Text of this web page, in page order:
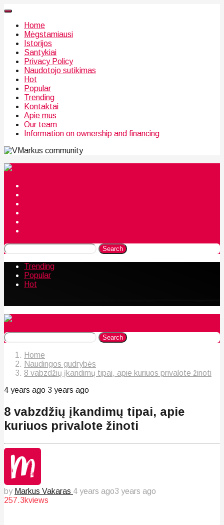
Home
Mėgstamiausi
Istorijos
Santykiai
Privacy Policy
Naudotojo sutikimas
Hot
Popular
Trending
Kontaktai
Apie mus
Our team
Information on ownership and financing
community
Search
Trending
Popular
Hot
Search
Home
Naudingos gudrybės
8 vabzdžių įkandimų tipai, apie kuriuos privalote žinoti
4 years ago 3 years ago
8 vabzdžių įkandimų tipai, apie
kuriuos privalote žinoti
by Markus Vakaras 4 years ago3 years ago
257.3kviews